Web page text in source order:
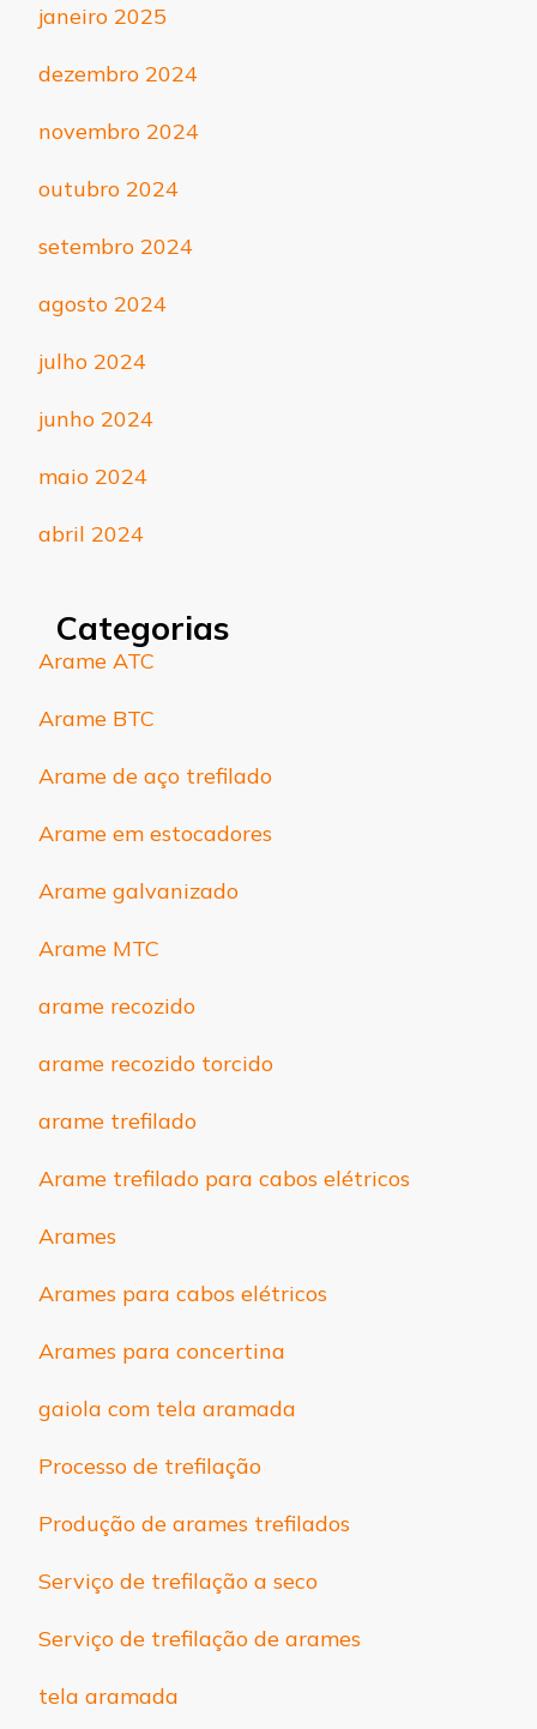
janeiro 2025
dezembro 2024
novembro 2024
outubro 2024
setembro 2024
agosto 2024
julho 2024
junho 2024
maio 2024
abril 2024
Categorias
Arame ATC
Arame BTC
Arame de aço trefilado
Arame em estocadores
Arame galvanizado
Arame MTC
arame recozido
arame recozido torcido
arame trefilado
Arame trefilado para cabos elétricos
Arames
Arames para cabos elétricos
Arames para concertina
gaiola com tela aramada
Processo de trefilação
Produção de arames trefilados
Serviço de trefilação a seco
Serviço de trefilação de arames
tela aramada